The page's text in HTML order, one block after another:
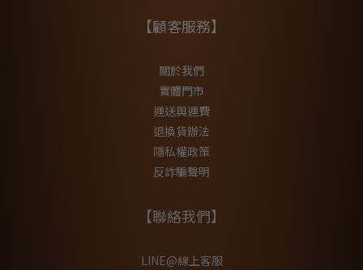
【顧客服務】
關於我們
實體門市
運送與運費
退換貨辦法
隱私權政策
反詐騙聲明
【聯絡我們】
LINE@線上客服